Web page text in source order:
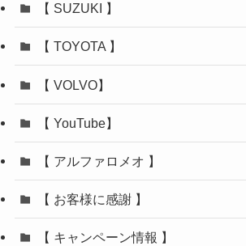
【 SUZUKI 】
【 TOYOTA 】
【 VOLVO】
【 YouTube】
【 アルファロメオ 】
【 お客様に感謝 】
【 キャンペーン情報 】